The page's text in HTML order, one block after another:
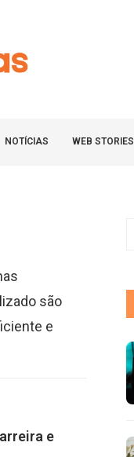
NOTÍCIAS WEB STORIES
são
e
e